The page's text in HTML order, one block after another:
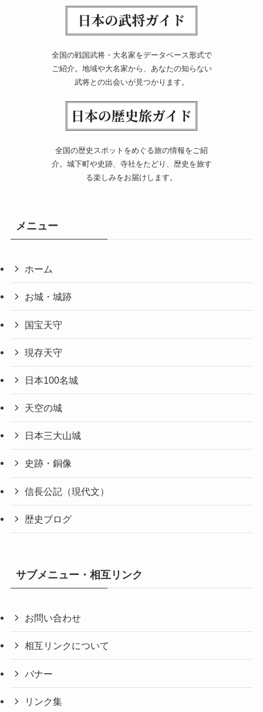
全国の戦国武将・大名家をデータベース形式で
ご紹介。地域や大名家から、あなたの知らない
武将との出会いが見つかります。
全国の歴史スポットをめぐる旅の情報をご紹
介。城下町や史跡、寺社をたどり、歴史を旅す
る楽しみをお届けします。
メニュー
ホーム
お城・城跡
国宝天守
現存天守
日本100名城
天空の城
日本三大山城
史跡・銅像
信長公記（現代文）
歴史ブログ
サブメニュー・相互リンク
お問い合わせ
相互リンクについて
バナー
リンク集